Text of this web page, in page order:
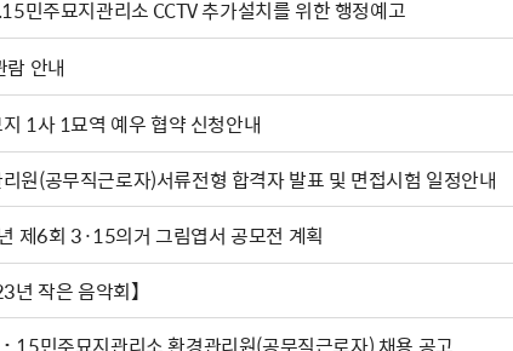
민주묘지관리소 CCTV 추가설치를 위한 행정예고
람 안내
1사 1묘역 예우 협약 신청안내
원(공무직근로자)서류전형 합격자 발표 및 면접시험 일정안내
제6회 3·15의거 그림엽서 공모전 계획
년 작은 음악회】
민주묘지관리소 환경관리원(공무직근로자) 채용 공고